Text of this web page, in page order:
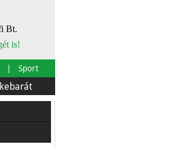
Bt.
is!
Sport
Európára is szabták